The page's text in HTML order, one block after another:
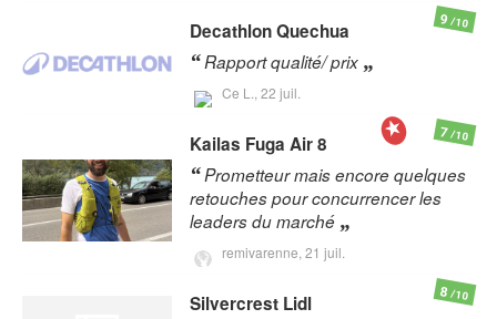
DecathlonQuechua
Rapport qualité/ prix
Ce L., 22 juil.
9/10
Kailas Fuga Air 8
Prometteur mais encore quelques
retouches pour concurrencer les
leaders du marché
remivarenne, 21 juil.
7/10
Silvercrest Lidl 8/10